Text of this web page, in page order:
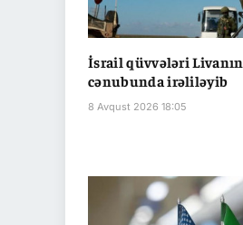
İsrail qüvvələri Livanın
cənubunda irəliləyib
8 Avqust 2026 18:05